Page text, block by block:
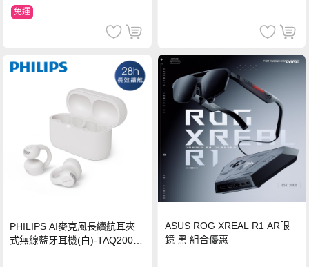
免運
PHILIPS AI麥克風長續航耳夾
式無線藍牙耳機(白)-TAQ2000
ASUS ROG XREAL R1 AR眼
鏡 黑 組合優惠